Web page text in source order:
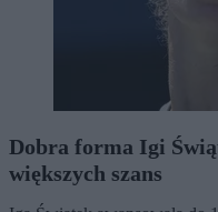
Dobra forma Igi
większych szans